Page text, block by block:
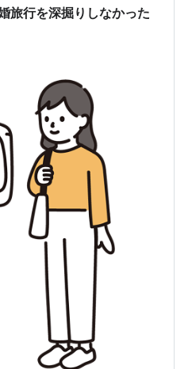
わるとのことだったので、即
なことに…
旅行を深掘りしなかった